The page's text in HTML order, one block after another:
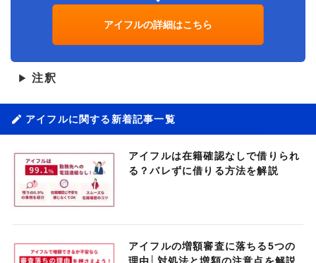
アイフルの詳細はこちら
▶ 注釈
アイフルに関する新着記事一覧
アイフルは在籍確認なしで借りられ
る？バレずに借りる方法を解説
アイフルの増額審査に落ちる5つの